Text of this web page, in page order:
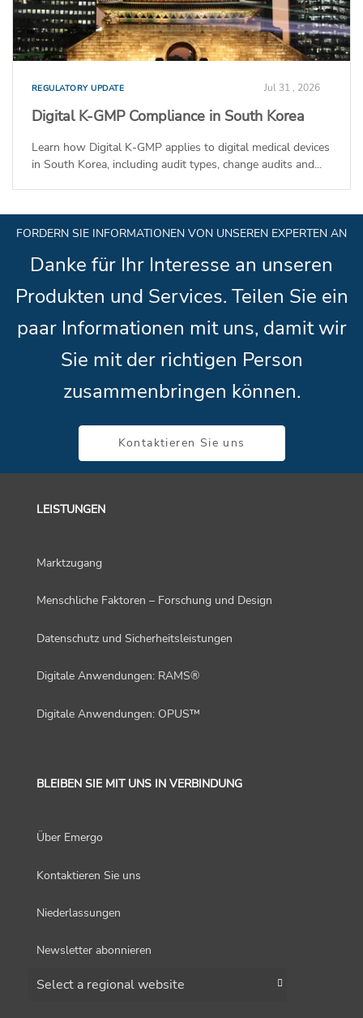
REGULATORY UPDATE Jul 31 , 2026
Digital K-GMP Compliance in South Korea
Learn how Digital K-GMP applies to digital medical devices
in South Korea, including audit types, change audits and...
FORDERN SIE INFORMATIONEN VON UNSEREN EXPERTEN AN
Danke für Ihr Interesse an unseren
Produkten und Services. Teilen Sie ein
paar Informationen mit uns, damit wir
Sie mit der richtigen Person
zusammenbringen können.
Kontaktieren Sie uns
LEISTUNGEN
Marktzugang
Menschliche Faktoren – Forschung und Design
Datenschutz und Sicherheitsleistungen
Digitale Anwendungen: RAMS®
Digitale Anwendungen: OPUS™
BLEIBEN SIE MIT UNS IN VERBINDUNG
Über Emergo
Kontaktieren Sie uns
Niederlassungen
Newsletter abonnieren